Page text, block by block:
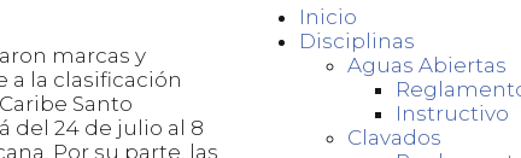
Inicio
Disciplinas
Aguas Abiertas
Instructivo
Clavados
marcas y
a la clasificación
Santo
del 24 de julio al 8
Por su parte, las